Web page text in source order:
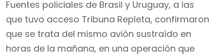
Fuentes policiales de Brasil y Uruguay, a las
que tuvo acceso Tribuna Repleta, confirmaron
que se trata del mismo avión sustraído en
horas de la mañana, en una operación que